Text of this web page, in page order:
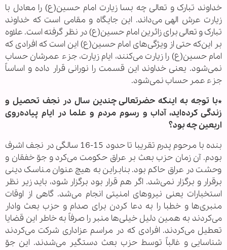
خداوند تبارک و تعالی چه بسا زیارت امام حسین(ع) را معادل با
زیارت عرش الهی می‌داند. این جایگاه و مقامی است که خداوند
تبارک و تعالی برای زائرین امام حسین(ع) در نظر گرفته است. علاوه
بر این‌که حتی از ویژگی‌های امام حسین(ع) این است که افرادی که
امام حسین(ع) را زیارت می‌کنند، ایام زیارت، جزء عمرشان حساب
نمی‌شود. یعنی خداوند این قسمت را نورانی قرار داده و اساساً
جزء عمر حساب نمی‌شود.
*با توجه به اینکه حضرتعالی چندین سال در نجف تحصیل و
زندگی کرده‌اید، آداب و رسوم مردم و علما در ایام پیاده‌روی
اربعین چه بود؟
بنده با مرحوم پدرم تقریبا تا حدود 15-16 سالگی در نجف اشرف
بودم. آن زمان حزب بعث بر عراق حکومت می‌کرد و جوّ خفقان و
وحشت در عراق حاکم بود. بنابراین به هیچ عنوان مناسک دینی
برقرار و برگزار نمی‌شد. اگر هم قرار بود برگزار شود، باید زیر نظر
استخبارات یعنی نیروهای امنیتی انجام می‌شد. گاهی از اوقات
منبری‌ها و خطبا را به دعا کردن برای صدام و حزب بعث وادار
می‌کردند به همین دلیل خیلی‌ها منبر را صرفاً به خاطر این قضایا
تعطیل می‌کردند. افرادی که در مراسم عزاداری شرکت می‌کردند
شناسایی و غالباً توسط حزب بعث دستگیر می‌شدند. این جوّ